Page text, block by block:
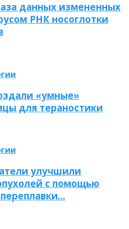
данных измененных
РНК носоглотки
«умные»
для тераностики
улучшили
с помощью